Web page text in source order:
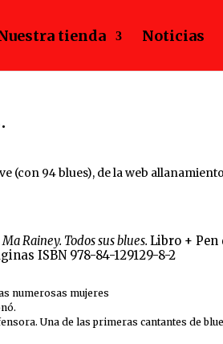
tienda Noticias
Ma Rainey. Todos sus blues. Libro + Pen
ISBN 978-84-129129-8-2
numerosas mujeres
Una de las primeras cantantes de